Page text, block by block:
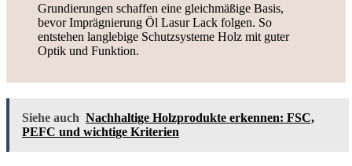
Grundierungen schaffen eine gleichmäßige Basis,
bevor Imprägnierung Öl Lasur Lack folgen. So
entstehen langlebige Schutzsysteme Holz mit guter
Optik und Funktion.
Siehe auch Nachhaltige Holzprodukte erkennen: FSC,
PEFC und wichtige Kriterien